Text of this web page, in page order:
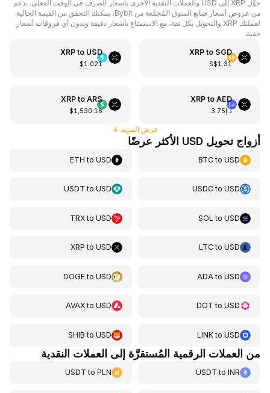
حوِّل XRP إلى USD والعملات النقدية الأخرى بأسعار الصرف في الوقت الفعلي. بدعم
من عروض أسعار صانع السوق المُجمَّعة من Bybit، يمكنك التحقق من القيمة الحالية
لعملتك XRP والتحويل بكل ثقة، مع الاستمتاع بأسعار دقيقة وبدون أي فروقات أسعار
خفية.
XRP to SGD
S$1.31
XRP to USD
$1.021
XRP toAED
د.إ3.75
XRP toARS
$1,530.16
عرض المزيد ↓
أزواج تحويل USD الأكثر عرضًا
BTCtoUSD
ETH toUSD
USDCtoUSD
USDT toUSD
SOL toUSD
TRXtoUSD
LTCtoUSD
XRP toUSD
ADA toUSD
DOGEtoUSD
DOT toUSD
AVAXtoUSD
LINKtoUSD
SHIB toUSD
من العملات الرقمية المُستقرَّة إلى العملات النقدية
USDT toINR
USDT toPLN